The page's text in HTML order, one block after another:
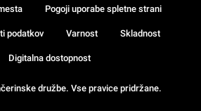
družbe. Vse pravice pridržane.
Pogoji uporabe spletne strani
podatkov Varnost Skladnost
Digitalna dostopnost